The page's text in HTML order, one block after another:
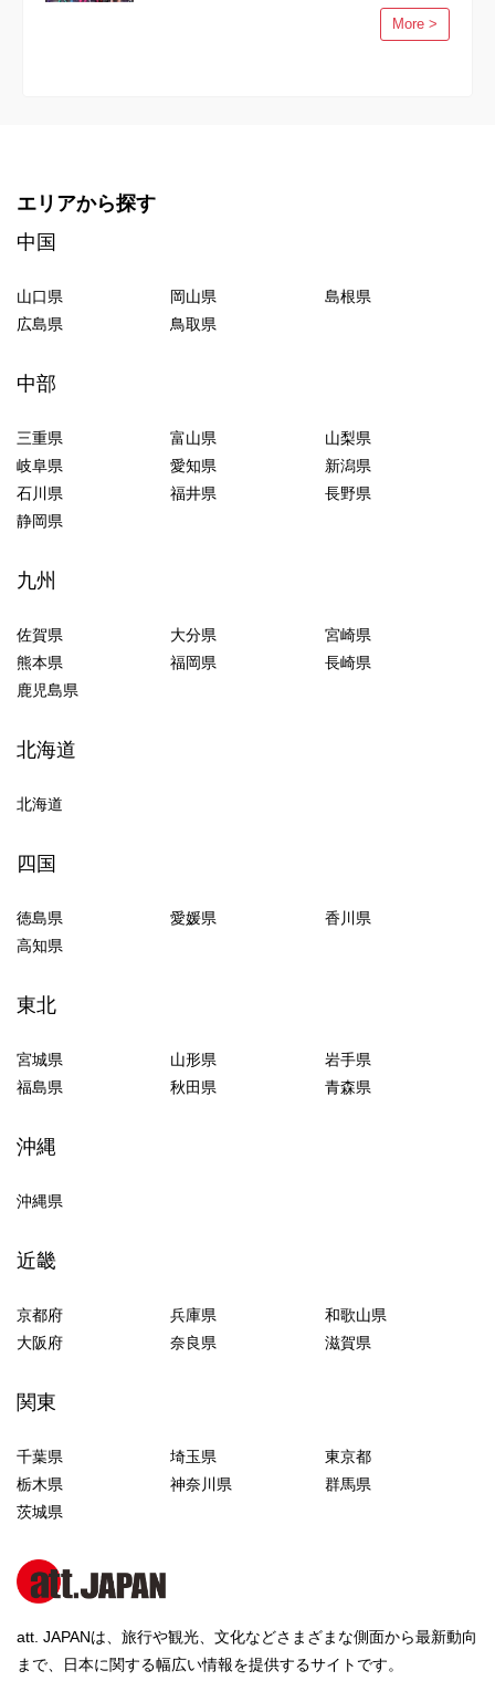
More >
エリアから探す
中国
山口県 岡山県
島根県
広島県
鳥取県
中部
三重県 富山県
山梨県
岐阜県
愛知県
新潟県
石川県
福井県
長野県
静岡県
九州
佐賀県 大分県
宮崎県
熊本県
福岡県
長崎県
鹿児島県
北海道
北海道
四国
徳島県 愛媛県
香川県
高知県
東北
宮城県 山形県
岩手県
福島県
秋田県 青森県
沖縄
沖縄県
近畿
京都府 兵庫県
和歌山県
大阪府
奈良県 滋賀県
関東
千葉県 埼玉県
東京都
栃木県
神奈川県
群馬県
茨城県
att. JAPANは、旅行や観光、文化などさまざまな側面から最新動向
まで、日本に関する幅広い情報を提供するサイトです。